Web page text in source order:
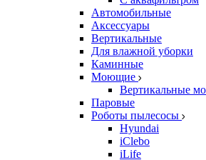
Автомобильные
Аксессуары
Вертикальные
Для влажной уборки
Каминные
Моющие
Вертикальные
Паровые
Роботы пылесосы
Hyundai
iClebo
iLife